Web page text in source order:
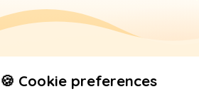
🍪 Cookie preferences